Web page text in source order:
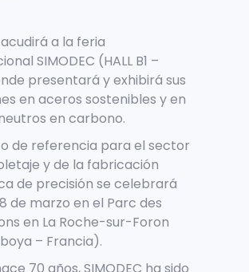
a la feria
SIMODEC (HALL B1 –
presentará y exhibirá sus
en aceros sostenibles y en
en carbono.
de referencia para el sector
y de la fabricación
de precisión se celebrará
de marzo en el Parc des
en La Roche-sur-Foron
– Francia).